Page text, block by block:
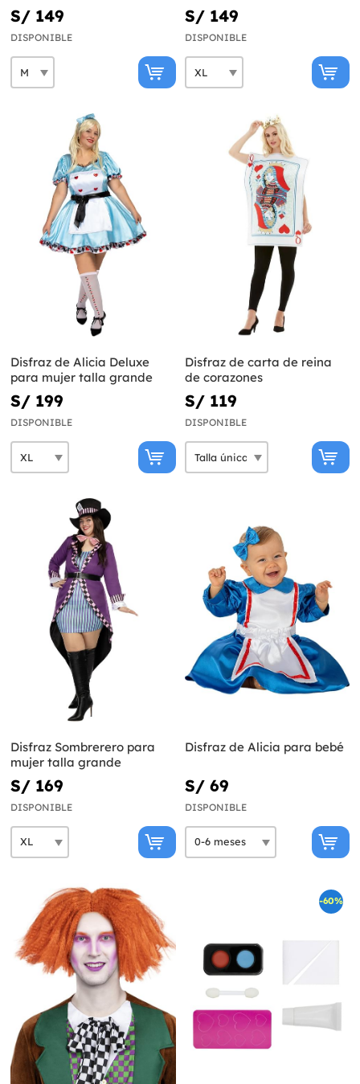
S/ 149
DISPONIBLE
S/ 149
DISPONIBLE
Disfraz de Alicia Deluxe
para mujer talla grande
S/ 199
DISPONIBLE
Disfraz de carta de reina
de corazones
S/ 119
DISPONIBLE
Disfraz Sombrerero para
mujer talla grande
S/ 169
DISPONIBLE
Disfraz de Alicia para bebé
S/ 69
DISPONIBLE
-60%